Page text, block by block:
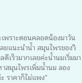
พราะตอนคลอดน้องมาวัน
ยแนะนำน้ำ สมุนไพรของวิ
เร็วมากเลยค่ะน้ำนมเริ่มมา
สมุนไพรเพิ่มน้ำนม ลอง
ราคาก็ไม่แพง”